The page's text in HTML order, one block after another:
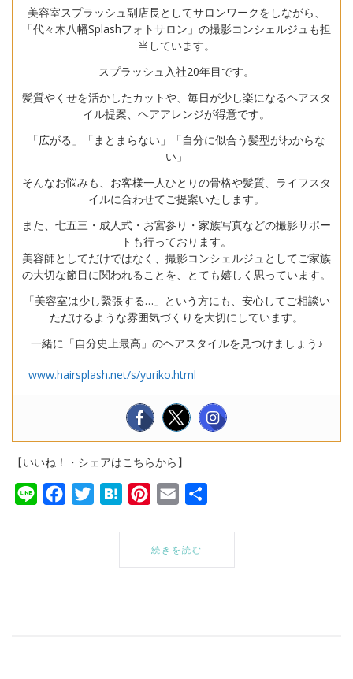
美容室スプラッシュ副店長としてサロンワークをしながら、
「代々木八幡Splashフォトサロン」の撮影コンシェルジュも担
当しています。
スプラッシュ入社20年目です。
髪質やくせを活かしたカットや、毎日が少し楽になるヘアスタ
イル提案、ヘアアレンジが得意です。
「広がる」「まとまらない」「自分に似合う髪型がわからな
い」
そんなお悩みも、お客様一人ひとりの骨格や髪質、ライフスタ
イルに合わせてご提案いたします。
また、七五三・成人式・お宮参り・家族写真などの撮影サポー
トも行っております。
美容師としてだけではなく、撮影コンシェルジュとしてご家族
の大切な節目に関われることを、とても嬉しく思っています。
「美容室は少し緊張する…」という方にも、安心してご相談い
ただけるような雰囲気づくりを大切にしています。
一緒に「自分史上最高」のヘアスタイルを見つけましょう♪
www.hairsplash.net/s/yuriko.html
【いいね！・シェアはこちらから】
Line FacebookTwitterHatenaPinterest
Email
続きを読む